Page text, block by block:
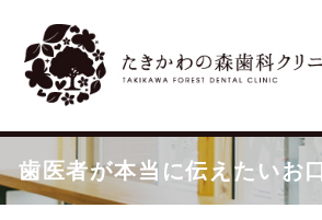
歯医者が本当に伝えたいお